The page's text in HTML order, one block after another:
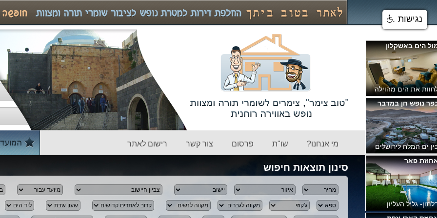
מי אנחנו? שו"ת פרסום צור קשר רישום לאתר
אל סלבדור
בפקיעין החדשה
תרשיש
ברמת אירוח גבוהה
ארבל לזוגות עם
בלבד
העליון בכפר חנניה
סינון תוצאות חיפוש
נגישות